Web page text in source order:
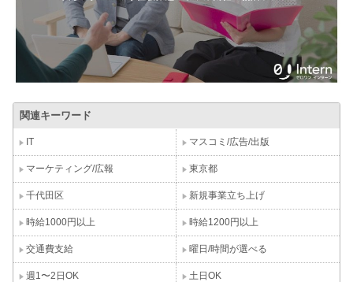
関連キーワード
IT マスコミ/広告/出版
マーケティング/広報 東京都
千代田区 新規事業立ち上げ
時給1000円以上 時給1200円以上
交通費支給 曜日/時間が選べる
週1〜2日OK 土日OK